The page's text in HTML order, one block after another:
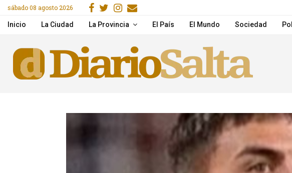
sábado 08 agosto 2026
en IA y herramientas de Google Desde la próxima semana la Municipalidad
Facebook
Gorjeo
Instagram
Email
Inicio La Ciudad La Provincia El País El Mundo Sociedad